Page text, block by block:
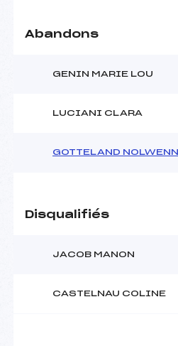
Abandons
GENIN MARIE LOU
LUCIANI CLARA
GOTTELAND NOLWENN
Disqualifiés
JACOB MANON
CASTELNAU COLINE